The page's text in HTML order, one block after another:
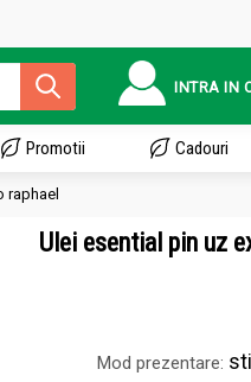
INTRA IN
Promotii Cadouri
raphael
Ulei esential pin uz
Mod prezentare: